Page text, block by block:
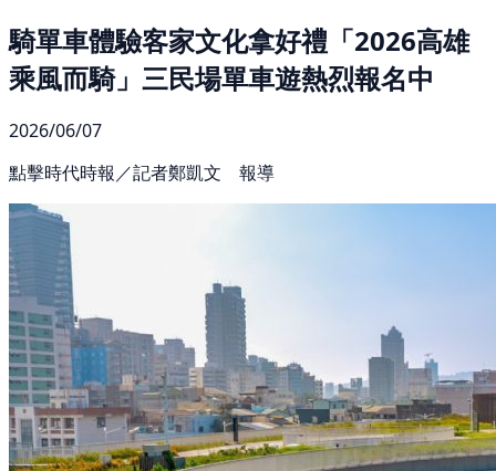
騎單車體驗客家文化拿好禮「2026高雄
乘風而騎」三民場單車遊熱烈報名中
2026/06/07
點擊時代時報／記者鄭凱文 報導